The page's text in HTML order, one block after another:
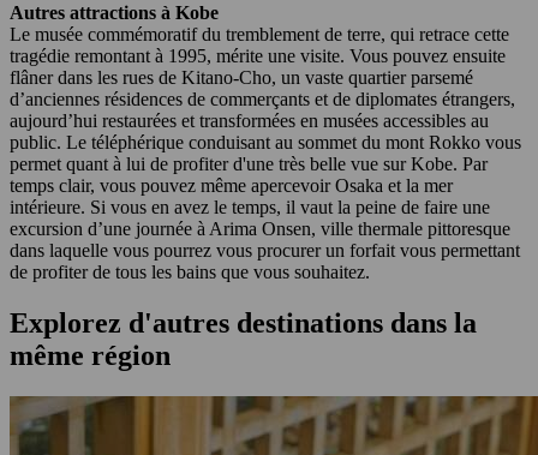
Autres attractions à Kobe
Le musée commémoratif du tremblement de terre, qui retrace cette
tragédie remontant à 1995, mérite une visite. Vous pouvez ensuite
flâner dans les rues de Kitano-Cho, un vaste quartier parsemé
d’anciennes résidences de commerçants et de diplomates étrangers,
aujourd’hui restaurées et transformées en musées accessibles au
public. Le téléphérique conduisant au sommet du mont Rokko vous
permet quant à lui de profiter d'une très belle vue sur Kobe. Par
temps clair, vous pouvez même apercevoir Osaka et la mer
intérieure. Si vous en avez le temps, il vaut la peine de faire une
excursion d’une journée à Arima Onsen, ville thermale pittoresque
dans laquelle vous pourrez vous procurer un forfait vous permettant
de profiter de tous les bains que vous souhaitez.
Explorez d'autres destinations dans la
même région